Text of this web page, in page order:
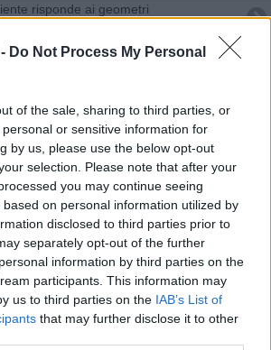
Do Not Process My Personal
of the sale, sharing to third parties, or
or sensitive information for
by us, please use the below opt-out
selection. Please note that after your
you may continue seeing
on personal information utilized by
disclosed to third parties prior to
separately opt-out of the further
information by third parties on the
participants. This information may
us to third parties on the IAB’s List of
that may further disclose it to other
risponde ai geometri
si chiude con un numero speciale
il report di Vele Spiegate
territoriale, provocazione di Grimaldi
aderisce al gruppo Iccrea
"Amministratori irresponsabili"
in mare, interrogazione al ministero
della Lega sbarca all'Elba